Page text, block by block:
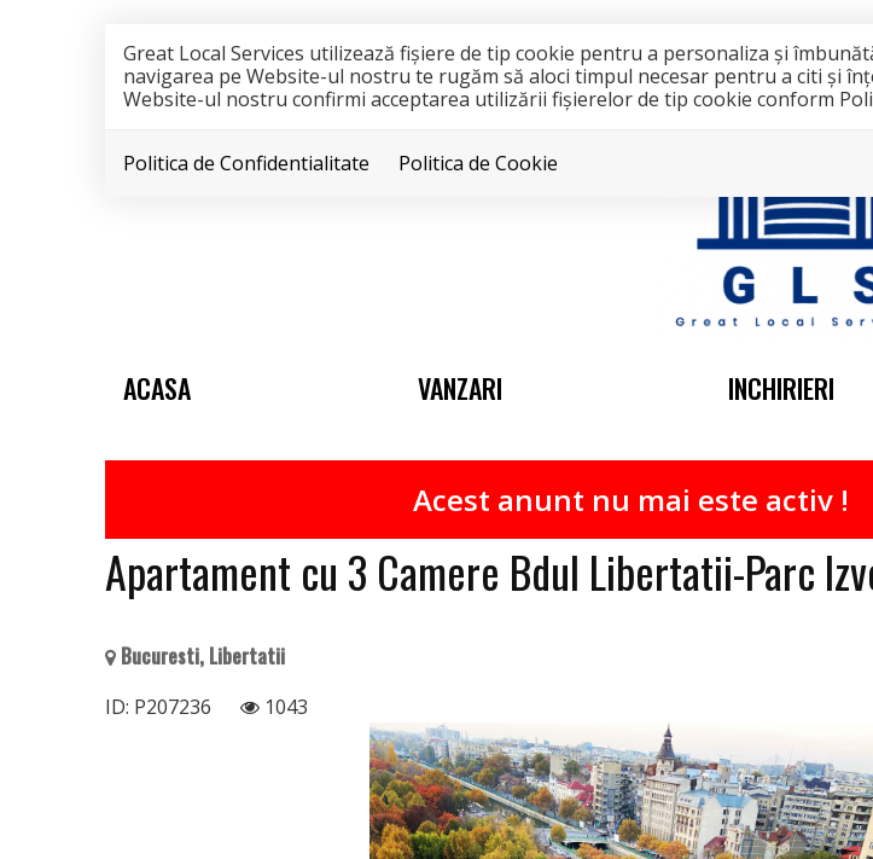
Great Local Services utilizează fişiere de tip cookie pentru a personaliza și
navigarea pe Website-ul nostru te rugăm să aloci timpul necesar pentru a citi și
Website-ul nostru confirmi acceptarea utilizării fişierelor de tip cookie conform
Politica de Confidentialitate Politica de Cookie
ACASA VANZARI INCHIRIERI
Acest anunt nu mai este activ !
Apartament cu 3 Camere Bdul Libertatii-Parc
Bucuresti, Libertatii
ID: P207236 1043